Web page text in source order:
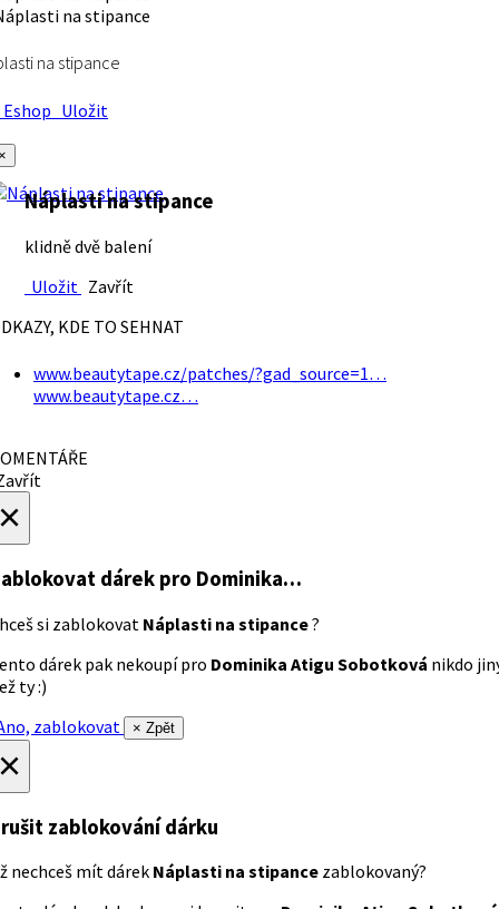
na stipance
Uložit
Náplasti na stipance
klidně dvě balení
Uložit Zavřít
KDE TO SEHNAT
www.beautytape.cz/patches/?gad_source=1…
www.beautytape.cz…
dárek pro Dominika…
si zablokovat Náplasti na stipance?
dárek pak nekoupí pro Dominika Atigu Sobotková nikdo
ty :)
zablokovat
× Zpět
zablokování dárku
nechceš mít dárek Náplasti na stipance zablokovaný?